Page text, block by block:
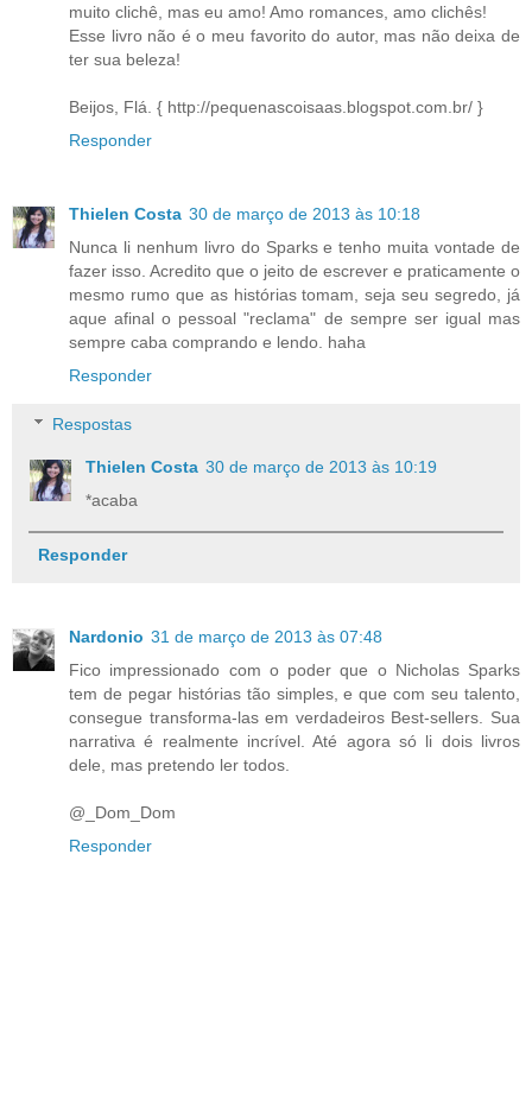
muito clichê, mas eu amo! Amo romances, amo clichês!
Esse livro não é o meu favorito do autor, mas não deixa de
ter sua beleza!
Beijos, Flá. { http://pequenascoisaas.blogspot.com.br/ }
Responder
Thielen Costa 30 de março de 2013 às 10:18
Nunca li nenhum livro do Sparks e tenho muita vontade de
fazer isso. Acredito que o jeito de escrever e praticamente o
mesmo rumo que as histórias tomam, seja seu segredo, já
aque afinal o pessoal "reclama" de sempre ser igual mas
sempre caba comprando e lendo. haha
Responder
Respostas
Thielen Costa 30 de março de 2013 às 10:19
*acaba
Responder
Nardonio 31 de março de 2013 às 07:48
Fico impressionado com o poder que o Nicholas Sparks
tem de pegar histórias tão simples, e que com seu talento,
consegue transforma-las em verdadeiros Best-sellers. Sua
narrativa é realmente incrível. Até agora só li dois livros
dele, mas pretendo ler todos.
@_Dom_Dom
Responder